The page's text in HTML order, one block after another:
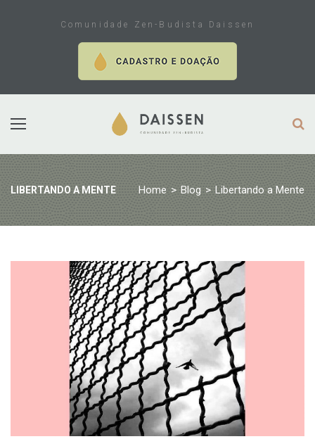
Comunidade Zen-Budista Daissen
LIBERTANDO A MENTE Home > Blog > Libertando a Mente